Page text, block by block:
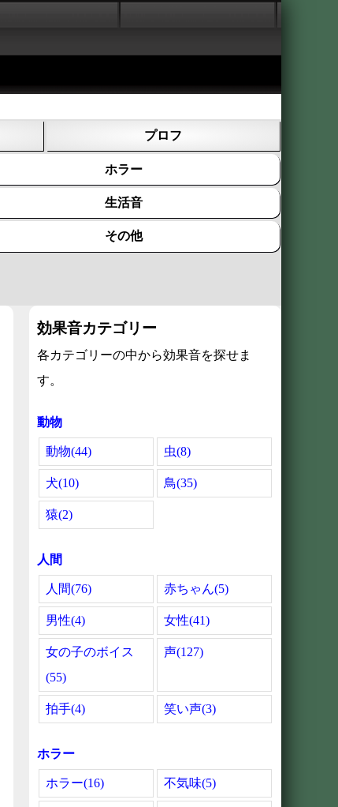
プロフ
ホラー
生活音
その他
効果音カテゴリー
各カテゴリーの中から効果音を探せま
す。
動物
動物(44) 虫(8)
犬(10) 鳥(35)
猿(2)
人間
人間(76) 赤ちゃん(5)
男性(4) 女性(41)
女の子のボイス
(55)
声(127)
拍手(4) 笑い声(3)
ホラー
ホラー(16) 不気味(5)